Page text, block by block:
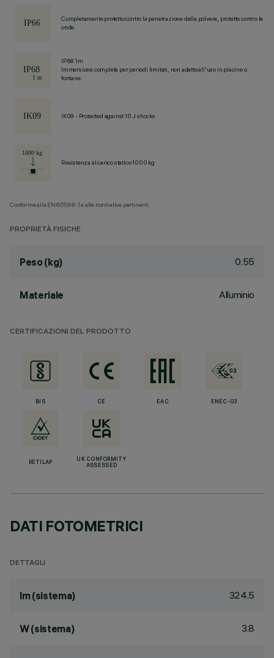
Completamente protetto contro la penetrazione della polvere, protetto contro le
onde.
IP68 1m
Immersione completa per periodi limitati, non adatto all'uso in piscine o
fontane.
IK09 - Protected against 10 J shocks
Resistenza al carico statico 1000 kg
Conforme alla EN60598-1 e alle normative pertinenti.
PROPRIETÀ FISICHE
Peso (kg) 0.55
Materiale Alluminio
CERTIFICAZIONI DEL PRODOTTO
BIS CE EAC ENEC-03
RETILAP
UK CONFORMITY
ASSESSED
DATI FOTOMETRICI
DETTAGLI
lm (sistema) 324.5
W (sistema) 3.8